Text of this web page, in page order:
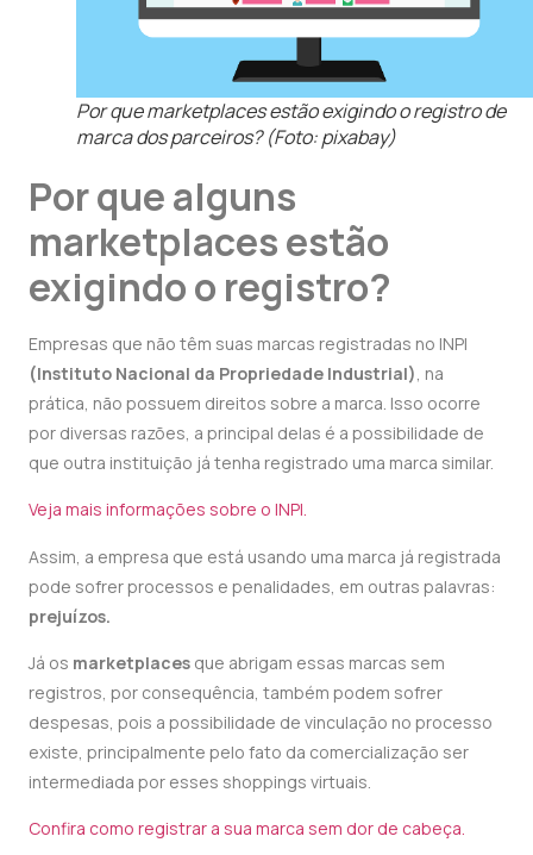
Por que marketplaces estão exigindo o registro de
marca dos parceiros? (Foto: pixabay)
Por que alguns
marketplaces estão
exigindo o registro?
Empresas que não têm suas marcas registradas no INPI
(Instituto Nacional da Propriedade Industrial), na
prática, não possuem direitos sobre a marca. Isso ocorre
por diversas razões, a principal delas é a possibilidade de
que outra instituição já tenha registrado uma marca similar.
Veja mais informações sobre o INPI.
Assim, a empresa que está usando uma marca já registrada
pode sofrer processos e penalidades, em outras palavras:
prejuízos.
Já os marketplaces que abrigam essas marcas sem
registros, por consequência, também podem sofrer
despesas, pois a possibilidade de vinculação no processo
existe, principalmente pelo fato da comercialização ser
intermediada por esses shoppings virtuais.
Confira como registrar a sua marca sem dor de cabeça.